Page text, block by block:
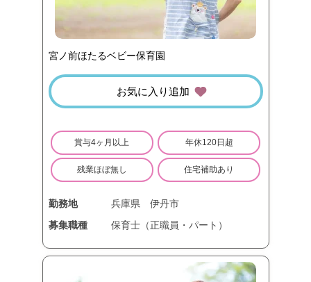
宮ノ前ほたるベビー保育園
お気に入り追加
賞与4ヶ月以上 年休120日超
残業ほぼ無し 住宅補助あり
勤務地 兵庫県
伊丹市
募集職種
保育士（正職員・パート）